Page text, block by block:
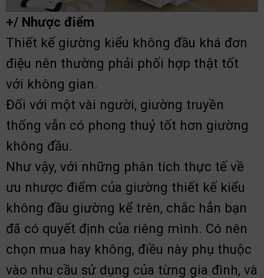
+/ Nhược điểm
Thiết kế giường kiểu không đầu khá đơn
điệu nên thường phải phối hợp thật tốt
với không gian.
Đối với một vài người, giường truyền
thống vẫn có phong thuỷ tốt hơn giường
không đầu.
Như vậy, với những phân tích thực tế về
ưu nhược điểm của giường thiết kế kiểu
không đầu giường kể trên, chắc hẳn bạn
đã có quyết định của riêng mình. Có nên
chọn mua hay không, điều này phụ thuộc
vào nhu cầu sử dụng của từng gia đình, và